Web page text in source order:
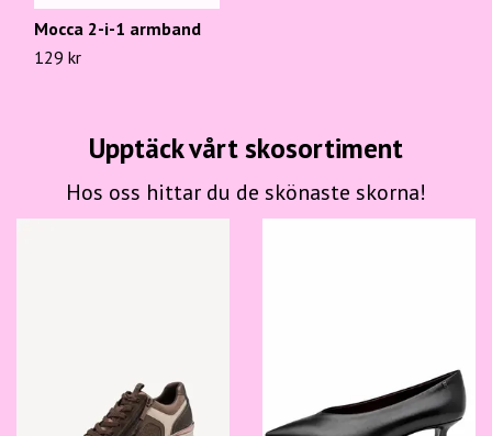
Mocca 2-i-1 armband
129 kr
Upptäck vårt skosortiment
Hos oss hittar du de skönaste skorna!